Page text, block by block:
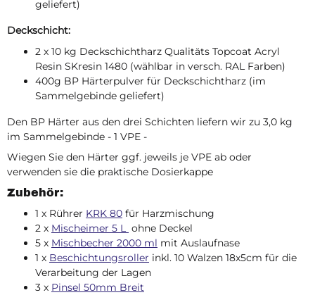
geliefert)
Deckschicht:
2 x 10 kg Deckschichtharz Qualitäts Topcoat Acryl
Resin SKresin 1480 (wählbar in versch. RAL Farben)
400g BP Härterpulver für Deckschichtharz (im
Sammelgebinde geliefert)
Den BP Härter aus den drei Schichten liefern wir zu 3,0 kg
im Sammelgebinde - 1 VPE -
Wiegen Sie den Härter ggf. jeweils je VPE ab oder
verwenden sie die praktische Dosierkappe
Zubehör:
1 x Rührer KRK 80 für Harzmischung
2 x Mischeimer 5 L ohne Deckel
5 x Mischbecher 2000 ml mit Auslaufnase
1 x Beschichtungsroller inkl. 10 Walzen 18x5cm für die
Verarbeitung der Lagen
3 x Pinsel 50mm Breit